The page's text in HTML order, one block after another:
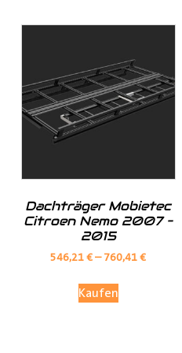
Optionen sichtbar)
Fensterteile:
Ø Fensterloser Laderaum =
Fenster vorhanden
Ø Fenster im Laderaum = Es
Verkleidungsteile werden
Dachträger Mobietec
Citroen Nemo 2007 –
2015
546,21€–760,41€
Kaufen